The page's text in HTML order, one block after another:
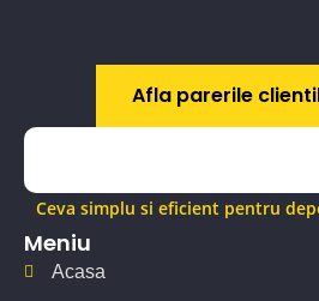
Afla parerile
Ceva simplu si eficient pentru
Meniu
Acasa